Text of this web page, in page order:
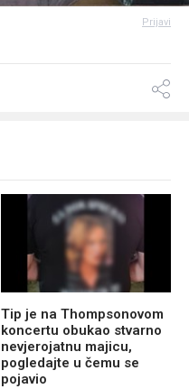
Prijavi
Tip je na Thompsonovom
koncertu obukao stvarno
nevjerojatnu majicu,
pogledajte u čemu se
pojavio